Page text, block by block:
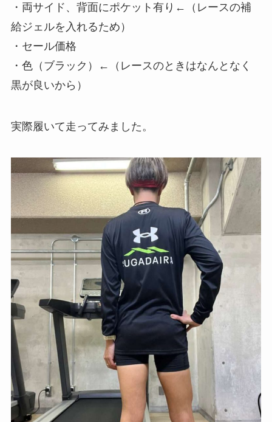
・両サイド、背面にポケット有り←（レースの補
給ジェルを入れるため）
・セール価格
・色（ブラック）←（レースのときはなんとなく
黒が良いから）
実際履いて走ってみました。